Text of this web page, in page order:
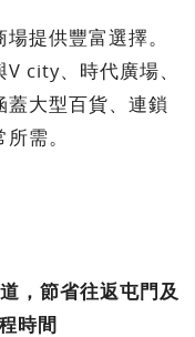
提供豐富選擇。
city、時代廣場、
大型百貨、連鎖
需。
，節省往返屯門及
時間